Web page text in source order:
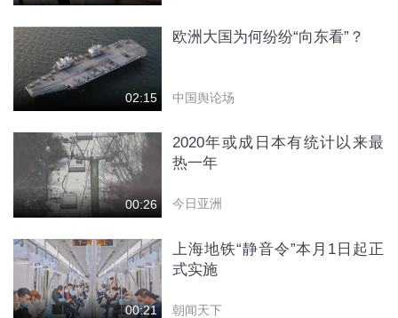
02:15
欧洲大国为何纷纷“向东看”？
中国舆论场
00:26
2020年或成日本有统计以来最
热一年
今日亚洲
00:21
上海地铁“静音令”本月1日起正
式实施
朝闻天下